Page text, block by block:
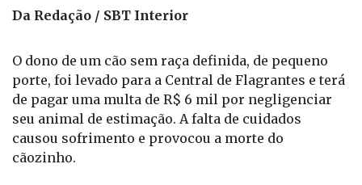
Da Redação / SBT Interior
O dono de um cão sem raça definida, de pequeno
porte, foi levado para a Central de Flagrantes e terá
de pagar uma multa de R$ 6 mil por negligenciar
seu animal de estimação. A falta de cuidados
causou sofrimento e provocou a morte do
cãozinho.